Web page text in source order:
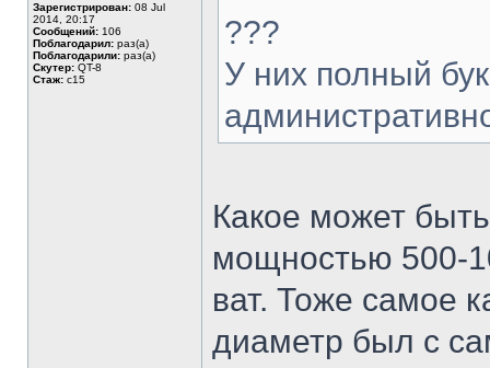
Зарегистрирован: 08 Jul
2014, 20:17
Сообщений: 106
Поблагодарил: раз(а)
Поблагодарили: раз(а)
Скутер: QT-8
Стаж: с15
???
У них полный
Какое может
мощностью 500-
ват. Тоже самое
диаметр был с